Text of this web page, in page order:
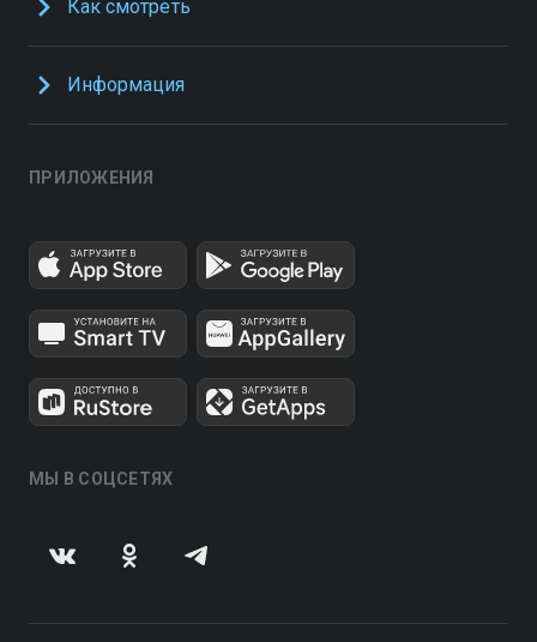
Как смотреть
Информация
ПРИЛОЖЕНИЯ
МЫ В СОЦСЕТЯХ